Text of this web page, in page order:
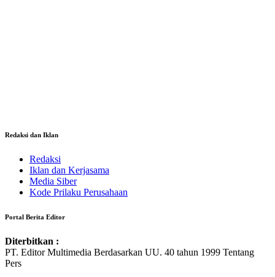
Redaksi dan Iklan
Redaksi
Iklan dan Kerjasama
Media Siber
Kode Prilaku Perusahaan
Portal Berita Editor
Diterbitkan :
PT. Editor Multimedia Berdasarkan UU. 40 tahun 1999 Tentang
Pers